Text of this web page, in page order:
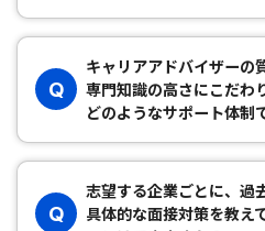
Q
キャリアアドバイザーの
専門知識の高さにこだわ
どのようなサポート体制
Q
志望する企業ごとに、過
具体的な面接対策を教え